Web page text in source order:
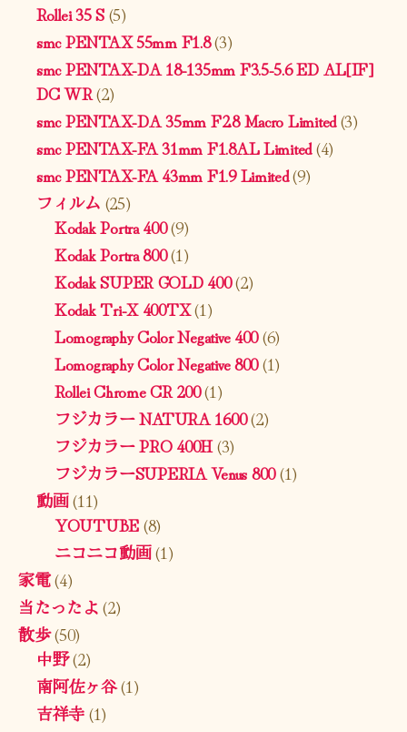
Rollei 35 S(5)
smc PENTAX 55mm F1.8(3)
smc PENTAX-DA 18-135mm F3.5-5.6 ED AL[IF]
DC WR(2)
smc PENTAX-DA 35mm F2.8 Macro Limited(3)
smc PENTAX-FA 31mm F1.8AL Limited(4)
smc PENTAX-FA 43mm F1.9 Limited(9)
フィルム (25)
Kodak Portra 400(9)
Kodak Portra 800(1)
Kodak SUPER GOLD 400(2)
Kodak Tri-X 400TX(1)
Lomography Color Negative 400(6)
Lomography Color Negative 800(1)
Rollei Chrome CR 200(1)
フジカラー NATURA 1600(2)
フジカラー PRO 400H(3)
フジカラーSUPERIA Venus 800(1)
動画(11)
YOUTUBE(8)
ニコニコ動画(1)
家電(4)
当たったよ(2)
散歩(50)
中野(2)
南阿佐ヶ谷(1)
吉祥寺(1)